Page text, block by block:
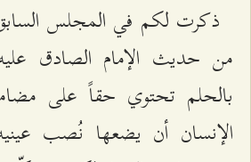
ذكرت لكم في المجلس
من حديث الإمام الصادق عليه
بالحلم تحتوي حقاً على
الإنسان أن يضعها نُصب